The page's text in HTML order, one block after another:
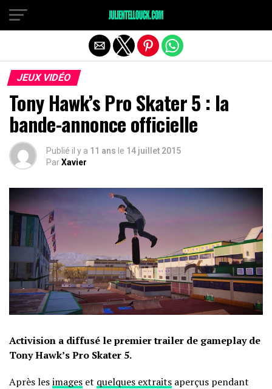
JEUX VIDÉO
Tony Hawk’s Pro Skater 5 : la
bande-annonce officielle
Publié il y a 11 ans le 14 juillet 2015
ParXavier
Activision a diffusé le premier trailer de gameplay de
Tony Hawk’s Pro Skater 5.
Après lesimages et quelques extraits aperçus pendant